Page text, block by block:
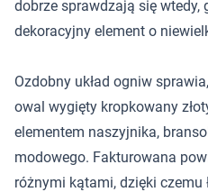
dobrze sprawdzają się wtedy,
dekoracyjny element o
Ozdobny układ ogniw
owal wygięty kropkowany
elementem naszyjnika,
modowego. Fakturowana
różnymi kątami, dzięki czemu